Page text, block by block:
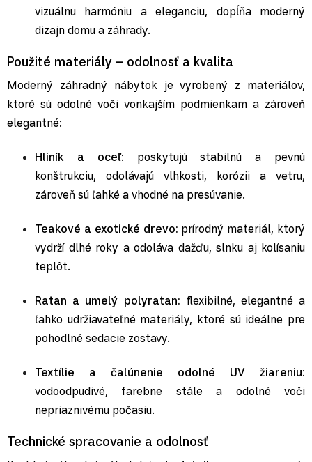
vizuálnu harmóniu a eleganciu, dopĺňa moderný
dizajn domu a záhrady.
Použité materiály – odolnosť a kvalita
Moderný záhradný nábytok je vyrobený z materiálov,
ktoré sú odolné voči vonkajším podmienkam a zároveň
elegantné:
Hliník a oceľ: poskytujú stabilnú a pevnú
konštrukciu, odolávajú vlhkosti, korózii a vetru,
zároveň sú ľahké a vhodné na presúvanie.
Teakové a exotické drevo: prírodný materiál, ktorý
vydrží dlhé roky a odoláva dažďu, slnku aj kolísaniu
teplôt.
Ratan a umelý polyratan: flexibilné, elegantné a
ľahko udržiavateľné materiály, ktoré sú ideálne pre
pohodlné sedacie zostavy.
Textílie a čalúnenie odolné UV žiareniu:
vodoodpudivé, farebne stále a odolné voči
nepriaznivému počasiu.
Technické spracovanie a odolnosť